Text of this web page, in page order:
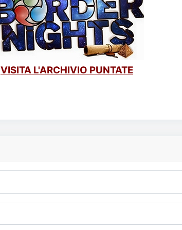
VISITA L'ARCHIVIO PUNTATE